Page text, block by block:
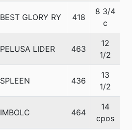
BEST GLORY RY 418
8 3/4
c
PELUSA LIDER 463
12
1/2
SPLEEN 436
13
1/2
IMBOLC 464
14
cpos